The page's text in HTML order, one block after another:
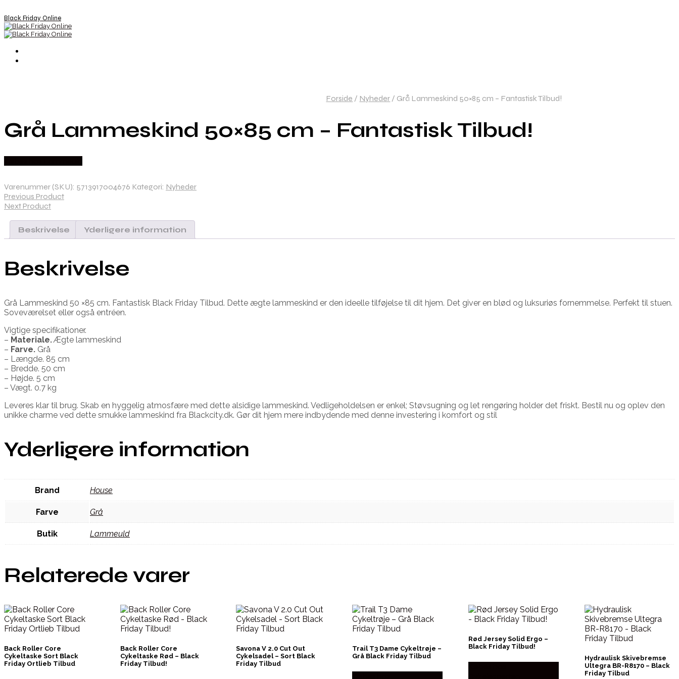
Black Friday Online
Forside / Nyheder / Grå Lammeskind 50×85 cm – Fantastisk Tilbud!
Grå Lammeskind 50×85 cm – Fantastisk Tilbud!
Varenummer (SKU): 5713917004676 Kategori: Nyheder
Previous Product
Next Product
Beskrivelse Yderligere information
Beskrivelse
Grå Lammeskind 50 ×85 cm. Fantastisk Black Friday Tilbud. Dette ægte lammeskind er den ideelle tilføjelse til dit hjem. Det giver en blød og luksuriøs fornemmelse. Perfekt til stuen.
Soveværelset eller også entréen.
Vigtige specifikationer.
– Materiale.Ægte lammeskind
– Farve. Grå
– Længde. 85 cm
– Bredde. 50 cm
– Højde. 5 cm
– Vægt. 0.7 kg
Leveres klar til brug. Skab en hyggelig atmosfære med dette alsidige lammeskind. Vedligeholdelsen er enkel; Støvsugning og let rengøring holder det friskt. Bestil nu og oplev den
unikke charme ved dette smukke lammeskind fra Blackcity.dk. Gør dit hjem mere indbydende med denne investering i komfort og stil
Yderligere information
Brand House
Farve Grå
Butik Lammeuld
Relaterede varer
Back Roller Core
Cykeltaske Sort Black
Friday Ortlieb Tilbud
Back Roller Core
Cykeltaske Rød – Black
Friday Tilbud!
Savona V 2.0 Cut Out
Cykelsadel – Sort Black
Friday Tilbud
Trail T3 Dame Cykeltrøje –
Grå Black Friday Tilbud
Rød Jersey Solid Ergo –
Black Friday Tilbud!
Hydraulisk Skivebremse
Ultegra BR-R8170 – Black
Friday Tilbud